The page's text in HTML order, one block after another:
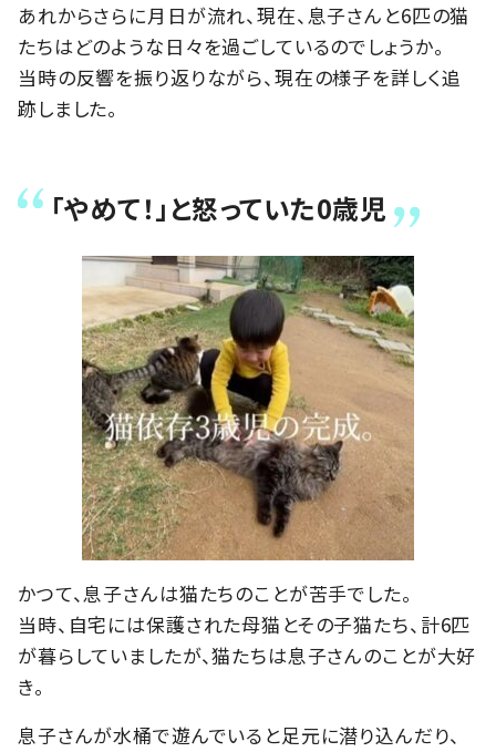
あれからさらに月日が流れ、現在、息子さんと6匹の猫
たちはどのような日々を過ごしているのでしょうか。
当時の反響を振り返りながら、現在の様子を詳しく追
跡しました。
「やめて！」と怒っていた0歳児
かつて、息子さんは猫たちのことが苦手でした。
当時、自宅には保護された母猫とその子猫たち、計6匹
が暮らしていましたが、猫たちは息子さんのことが大好
き。
息子さんが水桶で遊んでいると足元に潜り込んだり、